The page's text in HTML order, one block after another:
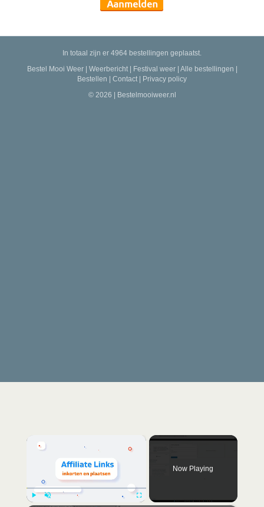
In totaal zijn er 4964 bestellingen geplaatst.
Bestel Mooi Weer| Weerbericht| Festival weer| Alle bestellingen |
Bestellen | Contact | Privacy policy
© 2026 | Bestelmooiweer.nl
Now Playing